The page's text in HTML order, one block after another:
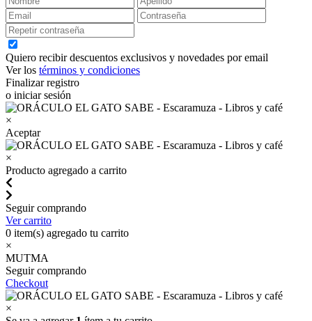
Quiero recibir descuentos exclusivos y novedades por email
Ver los términos y condiciones
Finalizar registro
o iniciar sesión
×
Aceptar
×
Producto agregado a carrito
Seguir comprando
Ver carrito
0 item(s) agregado tu carrito
×
MUTMA
Seguir comprando
Checkout
×